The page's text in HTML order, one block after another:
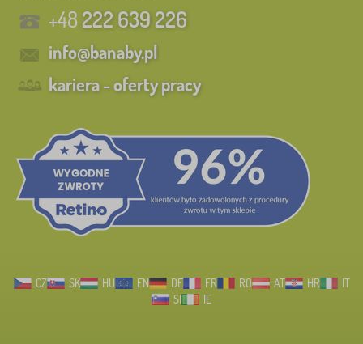
+48222 639 226
info@banaby.pl
kariera - oferty pracy
CZ SK HU EN DE FR RO AT HR
IT
SI
IE